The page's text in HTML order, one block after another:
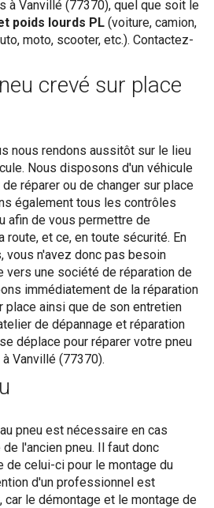
à Vanvillé (77370), quel que soit le
poids lourds PL (voiture, camion,
moto, scooter, etc.). Contactez-
crevé sur place
nous rendons aussitôt sur le lieu
Nous disposons d'un véhicule
réparer ou de changer sur place
également tous les contrôles
afin de vous permettre de
route, et ce, en toute sécurité. En
vous n'avez donc pas besoin
vers une société de réparation de
immédiatement de la réparation
place ainsi que de son entretien
de dépannage et réparation
déplace pour réparer votre pneu
Vanvillé (77370).
pneu est nécessaire en cas
l'ancien pneu. Il faut donc
de celui-ci pour le montage du
d'un professionnel est
le démontage et le montage de